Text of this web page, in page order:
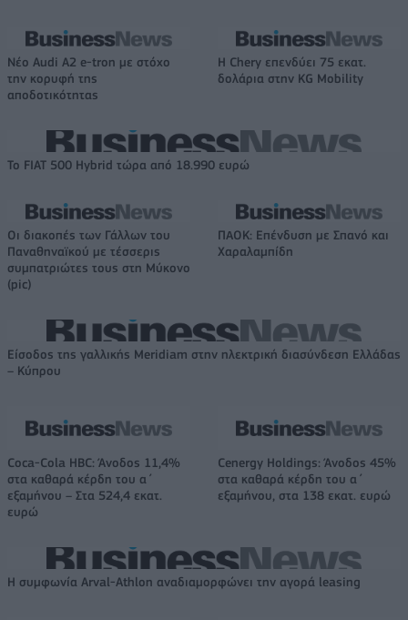
Νέο Audi A2 e-tron με στόχο
την κορυφή της
αποδοτικότητας
Η Chery επενδύει 75 εκατ.
δολάρια στην KG Mobility
Το FIAT 500 Hybrid τώρα από 18.990 ευρώ
Οι διακοπές των Γάλλων του
Παναθηναϊκού με τέσσερις
συμπατριώτες τους στη Μύκονο
(pic)
ΠΑΟΚ: Επένδυση με Σπανό και
Χαραλαμπίδη
Είσοδος της γαλλικής Meridiam στην ηλεκτρική διασύνδεση Ελλάδας
– Κύπρου
Coca-Cola HBC: Άνοδος 11,4%
στα καθαρά κέρδη του α΄
εξαμήνου – Στα 524,4 εκατ.
ευρώ
Cenergy Holdings: Άνοδος 45%
στα καθαρά κέρδη του α΄
εξαμήνου, στα 138 εκατ. ευρώ
Η συμφωνία Arval-Athlon αναδιαμορφώνει την αγορά leasing